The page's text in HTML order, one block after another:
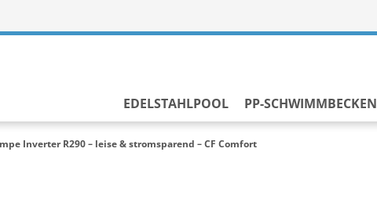
EDELSTAHLPOOL PP-SCHWIMMBECKEN
Inverter R290 – leise & stromsparend – CF Comfort